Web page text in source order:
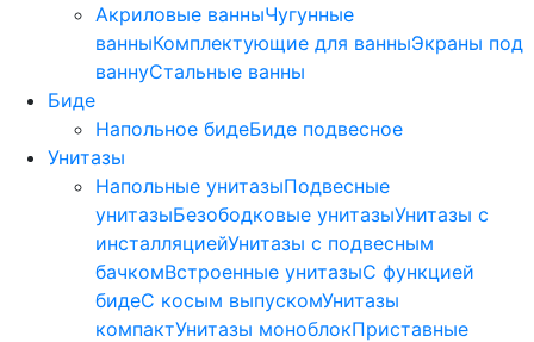
Акриловые ванныЧугунные
ванныКомплектующие для ванныЭкраны под
ваннуСтальные ванны
Биде
Напольное бидеБиде пoдвеснoе
Унитазы
Напольные унитазыПодвесные
унитазыБезободковые унитазыУнитазы с
инсталляциейУнитазы с подвесным
бачкомВстроенные унитазыС функцией
бидеС косым выпускомУнитазы
компактУнитазы моноблокПриставные